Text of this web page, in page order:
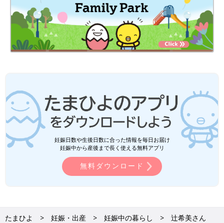
妊娠日数や生後日数に合った情報を毎日お届け
妊娠中から産後まで長く使える無料アプリ
無料ダウンロード
たまひよ 妊娠・出産 妊娠中の暮らし 辻希美さん